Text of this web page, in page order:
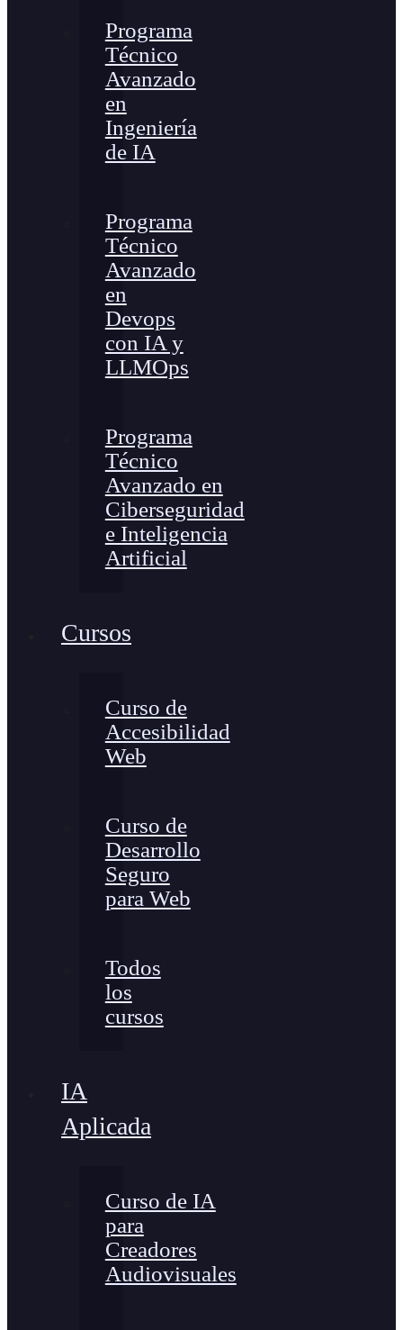
Programa
Técnico
Avanzado
en
Ingeniería
de IA
Programa
Técnico
Avanzado
en
Devops
con IA y
LLMOps
Programa
Técnico
Avanzado en
Ciberseguridad
e Inteligencia
Artificial
Cursos
Curso de
Accesibilidad
Web
Curso de
Desarrollo
Seguro
para Web
Todos
los
cursos
IA
Aplicada
Curso de IA
para
Creadores
Audiovisuales